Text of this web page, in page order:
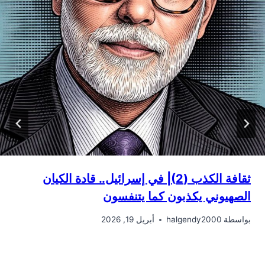
ثقافة الكذب (2)| في إسرائيل.. قادة الكيان
الصهيوني يكذبون كما يتنفسون
بواسطة halgendy2000 أبريل 19, 2026